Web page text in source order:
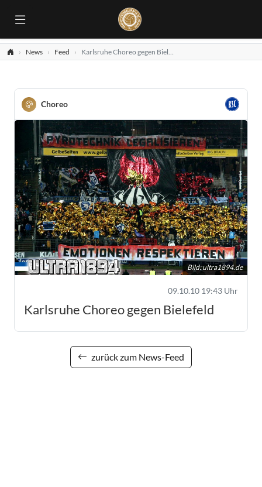
News Feed Karlsruhe Choreo gegen Bielefeld
Choreo
Bild:ultra1894.de
09.10.10 19:43 Uhr
Karlsruhe Choreo gegen Bielefeld
zurück zum News-Feed